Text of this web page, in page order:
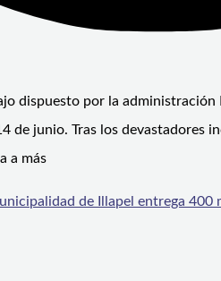
dispuesto por la
de junio. Tras los devastadores
a más
de Illapel entrega 400